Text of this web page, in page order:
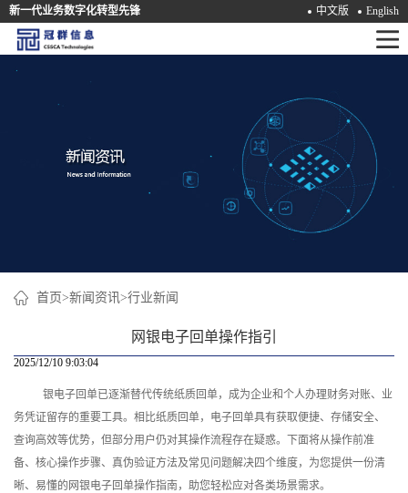
新一代业务数字化转型先锋 中文版 English
首
首页>新闻资讯>行业新闻
网银电子回单操作指引
2025/12/10 9:03:04
银电子回单已逐渐替代传统纸质回单，成为企业和个人办理财务对账、业
务凭证留存的重要工具。相比纸质回单，电子回单具有获取便捷、存储安全、
查询高效等优势，但部分用户仍对其操作流程存在疑惑。下面将从操作前准
备、核心操作步骤、真伪验证方法及常见问题解决四个维度，为您提供一份清
晰、易懂的网银电子回单操作指南，助您轻松应对各类场景需求。